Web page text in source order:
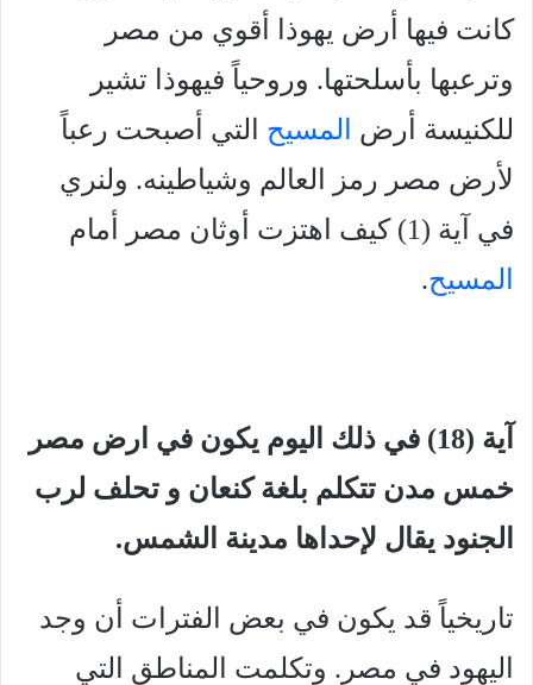
كانت فيها أرض يهوذا أقوي من مصر
وترعبها بأسلحتها. وروحياً فيهوذا تشير
للكنيسة أرض
المسيح التي أصبحت رعباً
لأرض مصر رمز العالم وشياطينه. ولنري
في آية (1) كيف اهتزت أوثان مصر أمام
المسيح.
آية (18) في ذلك اليوم يكون في ارض مصر
خمس مدن تتكلم بلغة كنعان و تحلف لرب
الجنود يقال لإحداها مدينة الشمس.
تاريخياً قد يكون في بعض الفترات أن وجد
اليهود في مصر. وتكلمت المناطق التي